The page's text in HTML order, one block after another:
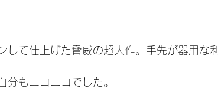
して仕上げた脅威の超大作。手先が器用な
分もニコニコでした。